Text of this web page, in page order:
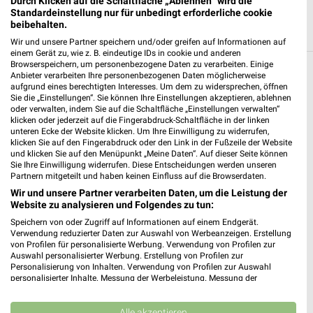
Weitere EURONICS Geschäfte mit
Angeboten in und um Bad Rothenfelde
5 Geschäfte und Orte
EURONICS Angebote in Bad Iburg
Bad Iburg, Deutschland
366,03 km
EURONICS Angebote in Borgholzhausen
Borgholzhausen, Deutschland
349,92 km
Standardeinstellung nur für unbedingt erforderliche cookie
beibehalten.
Wir und unsere Partner speichern und/oder greifen auf Informationen auf
einem Gerät zu, wie z. B. eindeutige IDs in cookie und anderen
Browserspeichern, um personenbezogene Daten zu verarbeiten. Einige
Anbieter verarbeiten Ihre personenbezogenen Daten möglicherweise
aufgrund eines berechtigten Interesses. Um dem zu widersprechen, öffnen
Sie die „Einstellungen“. Sie können Ihre Einstellungen akzeptieren, ablehnen
oder verwalten, indem Sie auf die Schaltfläche „Einstellungen verwalten“
klicken oder jederzeit auf die Fingerabdruck-Schaltfläche in der linken
unteren Ecke der Website klicken. Um Ihre Einwilligung zu widerrufen,
klicken Sie auf den Fingerabdruck oder den Link in der Fußzeile der Website
und klicken Sie auf den Menüpunkt „Meine Daten“. Auf dieser Seite können
Sie Ihre Einwilligung widerrufen. Diese Entscheidungen werden unseren
Partnern mitgeteilt und haben keinen Einfluss auf die Browserdaten.
Wir und unsere Partner verarbeiten Daten, um die Leistung der
Website zu analysieren und Folgendes zu tun:
Speichern von oder Zugriff auf Informationen auf einem Endgerät.
Verwendung reduzierter Daten zur Auswahl von Werbeanzeigen. Erstellung
von Profilen für personalisierte Werbung. Verwendung von Profilen zur
Auswahl personalisierter Werbung. Erstellung von Profilen zur
Personalisierung von Inhalten. Verwendung von Profilen zur Auswahl
personalisierter Inhalte. Messung der Werbeleistung. Messung der
Kombinationen von Daten aus verschiedenen Quellen. Entwicklung und